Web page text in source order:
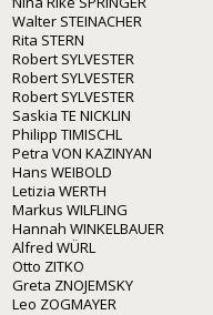
Walter STEINACHER
Rita STERN
Robert SYLVESTER
Robert SYLVESTER
Robert SYLVESTER
Saskia TE NICKLIN
Philipp TIMISCHL
Petra VON KAZINYAN
Hans WEIBOLD
Letizia WERTH
Markus WILFLING
Hannah WINKELBAUER
Alfred WÜRL
Otto ZITKO
Greta ZNOJEMSKY
Leo ZOGMAYER